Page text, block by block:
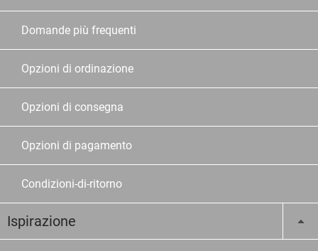
Domande più frequenti
Opzioni di ordinazione
Opzioni di consegna
Opzioni di pagamento
Condizioni-di-ritorno
Ispirazione